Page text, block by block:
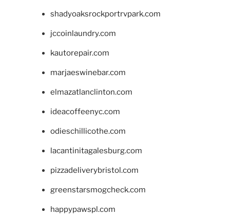
shadyoaksrockportrvpark.com
jccoinlaundry.com
kautorepair.com
marjaeswinebar.com
elmazatlanclinton.com
ideacoffeenyc.com
odieschillicothe.com
lacantinitagalesburg.com
pizzadeliverybristol.com
greenstarsmogcheck.com
happypawspl.com